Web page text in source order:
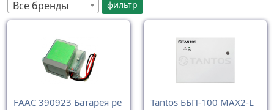
Все бренды
FAAC 390923 Батарея ре
Tantos ББП-100 MAX2-L